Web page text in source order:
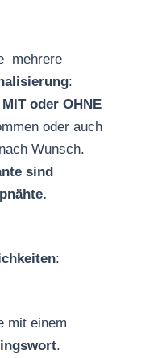
mehrere
:
MIT oder OHNE
oder auch
nach Wunsch.
sind
:
mit einem
.